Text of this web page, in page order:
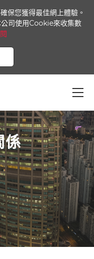
保您獲得最佳網上體驗。
司使用Cookie來收集數
係